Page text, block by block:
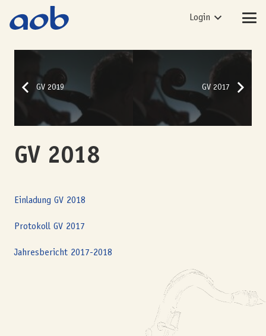
Login
GV 2019 GV 2017
GV 2018
Einladung GV 2018
Protokoll GV 2017
Jahresbericht 2017-2018